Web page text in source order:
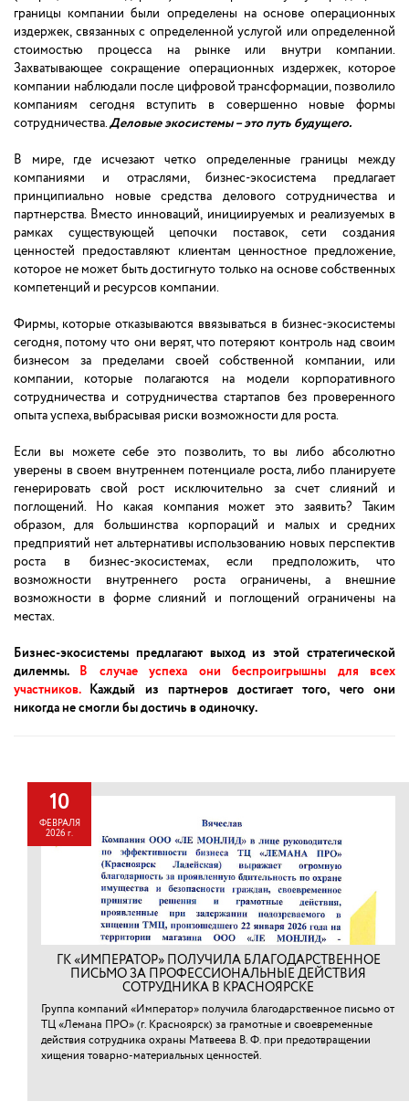
границы компании были определены на основе операционных
издержек, связанных с определенной услугой или определенной
стоимостью процесса на рынке или внутри компании.
Захватывающее сокращение операционных издержек, которое
компании наблюдали после цифровой трансформации, позволило
компаниям сегодня вступить в совершенно новые формы
сотрудничества.Деловые экосистемы – это путь будущего.
В мире, где исчезают четко определенные границы между
компаниями и отраслями, бизнес-экосистема предлагает
принципиально новые средства делового сотрудничества и
партнерства. Вместо инноваций, инициируемых и реализуемых в
рамках существующей цепочки поставок, сети создания
ценностей предоставляют клиентам ценностное предложение,
которое не может быть достигнуто только на основе собственных
компетенций и ресурсов компании.
Фирмы, которые отказываются ввязываться в бизнес-экосистемы
сегодня, потому что они верят, что потеряют контроль над своим
бизнесом за пределами своей собственной компании, или
компании, которые полагаются на модели корпоративного
сотрудничества и сотрудничества стартапов без проверенного
опыта успеха, выбрасывая риски возможности для роста.
Если вы можете себе это позволить, то вы либо абсолютно
уверены в своем внутреннем потенциале роста, либо планируете
генерировать свой рост исключительно за счет слияний и
поглощений. Но какая компания может это заявить? Таким
образом, для большинства корпораций и малых и средних
предприятий нет альтернативы использованию новых перспектив
роста в бизнес-экосистемах, если предположить, что
возможности внутреннего роста ограничены, а внешние
возможности в форме слияний и поглощений ограничены на
местах.
Бизнес-экосистемы предлагают выход из этой стратегической
дилеммы. В случае успеха они беспроигрышны для всех
участников.Каждый из партнеров достигает того, чего они
никогда не смогли бы достичь в одиночку.
10
ФЕВРАЛЯ
2026 г.
ГК «ИМПЕРАТОР» ПОЛУЧИЛА БЛАГОДАРСТВЕННОЕ
ПИСЬМО ЗА ПРОФЕССИОНАЛЬНЫЕ ДЕЙСТВИЯ
СОТРУДНИКА В КРАСНОЯРСКЕ
Группа компаний «Император» получила благодарственное письмо от
ТЦ «Лемана ПРО» (г. Красноярск) за грамотные и своевременные
действия сотрудника охраны Матвеева В. Ф. при предотвращении
хищения товарно-материальных ценностей.⁠